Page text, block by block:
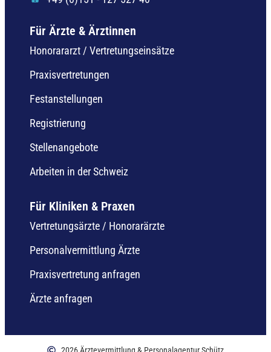
Für Ärzte & Ärztinnen
Honorararzt / Vertretungseinsätze
Praxisvertretungen
Festanstellungen
Registrierung
Stellenangebote
Arbeiten in der Schweiz
Für Kliniken & Praxen
Vertretungsärzte / Honorarärzte
Personalvermittlung Ärzte
Praxisvertretung anfragen
Ärzte anfragen